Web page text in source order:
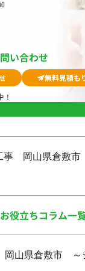
い合わせ
無料見積も
事 岡山県倉敷
お役立ちコラム一
山県倉敷市 ～